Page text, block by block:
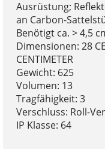
Ausrüstung;
an Carbon-
Benötigt ca. > 4,5
Dimensionen: 28
CENTIMETER
Gewicht: 625
Volumen: 13
Tragfähigkeit: 3
Verschluss: Roll-
IP Klasse: 64